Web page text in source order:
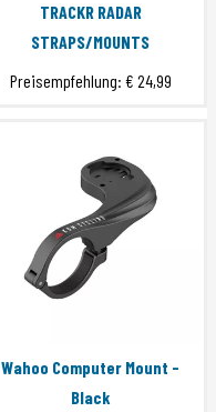
TRACKR RADAR
STRAPS/MOUNTS
Preisempfehlung: € 24,99
Wahoo Computer Mount -
Black